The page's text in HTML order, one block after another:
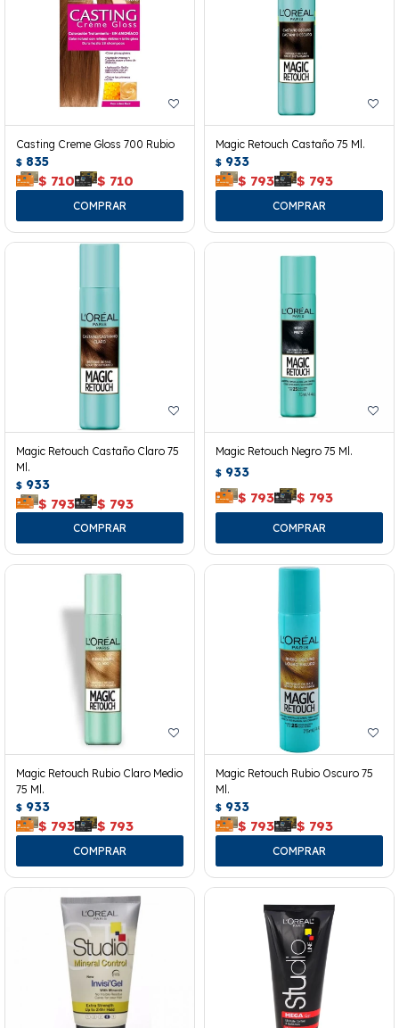
Casting Creme Gloss 700 Rubio
$ 835
$ 710 $ 710
Magic Retouch Castaño 75 Ml.
$ 933
$ 793 $ 793
Magic Retouch Castaño Claro 75
Ml.
$ 933
$ 793 $ 793
Magic Retouch Negro 75 Ml.
$ 933
$ 793 $ 793
Magic Retouch Rubio Claro Medio
75 Ml.
$ 933
$ 793 $ 793
Magic Retouch Rubio Oscuro 75
Ml.
$ 933
$ 793 $ 793